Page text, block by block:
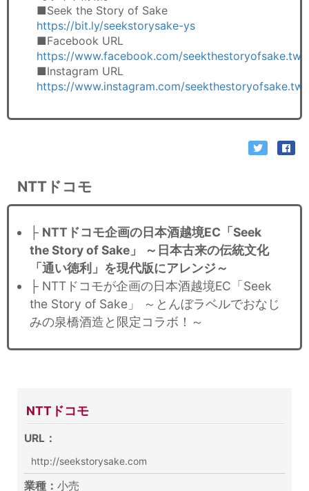
■Seek the Story of Sake
https://bit.ly/seekstorysake-ys
■Facebook URL
https://www.facebook.com/seekthestoryofsake.tw
■Instagram URL
https://www.instagram.com/seekthestoryofsake.tw
NTTドコモ
├ NTTドコモ企画の日本酒越境EC「Seek
the Story of Sake」 ～日本古来の伝統文化
「通い徳利」を現代版にアレンジ～
├ NTTドコモが企画の日本酒越境EC「Seek
the Story of Sake」 ～とんぼラベルでおなじ
みの泉橋酒造と限定コラボ！～
NTTドコモ
URL：
http://seekstorysake.com
業種： 小売